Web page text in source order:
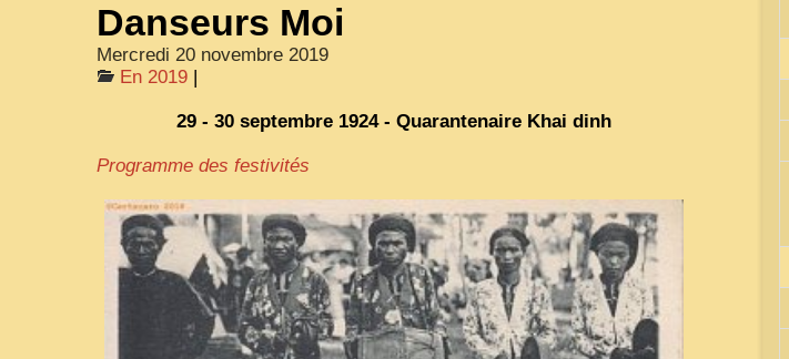
Danseurs Moi
Mercredi 20 novembre 2019
En 2019 |
29 - 30 septembre 1924 - Quarantenaire Khai dinh
Programme des festivités